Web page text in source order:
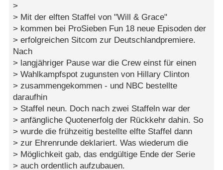
>
> Mit der elften Staffel von "Will & Grace"
> kommen bei ProSieben Fun 18 neue Episoden der
> erfolgreichen Sitcom zur Deutschlandpremiere.
Nach
> langjähriger Pause war die Crew einst für einen
> Wahlkampfspot zugunsten von Hillary Clinton
> zusammengekommen - und NBC bestellte
daraufhin
> Staffel neun. Doch nach zwei Staffeln war der
> anfängliche Quotenerfolg der Rückkehr dahin. So
> wurde die frühzeitig bestellte elfte Staffel dann
> zur Ehrenrunde deklariert. Was wiederum die
> Möglichkeit gab, das endgültige Ende der Serie
> auch ordentlich aufzubauen.